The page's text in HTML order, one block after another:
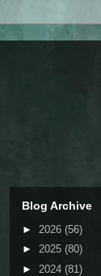
Blog Archive
► 2026 (56)
► 2025 (80)
► 2024 (81)